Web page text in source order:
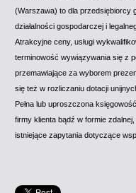
(Warszawa) to dla przedsiębiorcy
działalności gospodarczej i
Atrakcyjne ceny, usługi
terminowość wywiązywania się z
przemawiające za wyborem
się też w rozliczaniu dotacji
Pełna lub uproszczona
firmy klienta bądź w formie
istniejące zapytania dotyczące